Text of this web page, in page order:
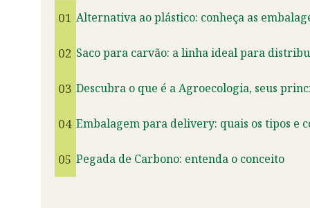
01 Alternativa ao plástico: conheça as
02 Saco para carvão: a linha ideal para
03 Descubra o que é a Agroecologia, seus
04 Embalagem para delivery: quais os tipos e
05 Pegada de Carbono: entenda o conceito